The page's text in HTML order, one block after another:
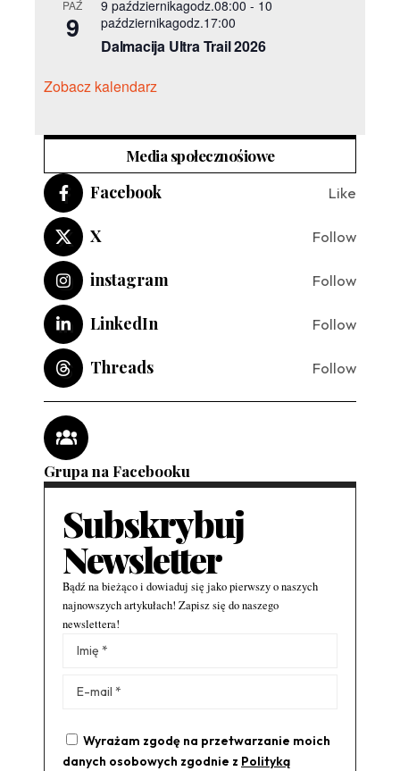
PAŹ
9
9 październikagodz.08:00 - 10
październikagodz.17:00
Dalmacija Ultra Trail 2026
Zobacz kalendarz
Media społecznośiowe
Facebook Like
X Follow
instagram Follow
LinkedIn Follow
Threads Follow
Grupa na Facebooku
Subskrybuj
Newsletter
Bądź na bieżąco i dowiaduj się jako pierwszy o naszych
najnowszych artykułach! Zapisz się do naszego
newslettera!
Wyrażam zgodę na przetwarzanie moich
danych osobowych zgodnie z Polityką
Alternative: